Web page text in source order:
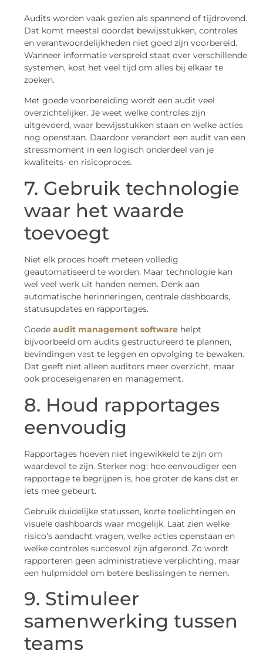
Audits worden vaak gezien als spannend of tijdrovend.
Dat komt meestal doordat bewijsstukken, controles
en verantwoordelijkheden niet goed zijn voorbereid.
Wanneer informatie verspreid staat over verschillende
systemen, kost het veel tijd om alles bij elkaar te
zoeken.
Met goede voorbereiding wordt een audit veel
overzichtelijker. Je weet welke controles zijn
uitgevoerd, waar bewijsstukken staan en welke acties
nog openstaan. Daardoor verandert een audit van een
stressmoment in een logisch onderdeel van je
kwaliteits- en risicoproces.
7. Gebruik technologie
waar het waarde
toevoegt
Niet elk proces hoeft meteen volledig
geautomatiseerd te worden. Maar technologie kan
wel veel werk uit handen nemen. Denk aan
automatische herinneringen, centrale dashboards,
statusupdates en rapportages.
Goede audit management software helpt
bijvoorbeeld om audits gestructureerd te plannen,
bevindingen vast te leggen en opvolging te bewaken.
Dat geeft niet alleen auditors meer overzicht, maar
ook proceseigenaren en management.
8. Houd rapportages
eenvoudig
Rapportages hoeven niet ingewikkeld te zijn om
waardevol te zijn. Sterker nog: hoe eenvoudiger een
rapportage te begrijpen is, hoe groter de kans dat er
iets mee gebeurt.
Gebruik duidelijke statussen, korte toelichtingen en
visuele dashboards waar mogelijk. Laat zien welke
risico’s aandacht vragen, welke acties openstaan en
welke controles succesvol zijn afgerond. Zo wordt
rapporteren geen administratieve verplichting, maar
een hulpmiddel om betere beslissingen te nemen.
9. Stimuleer
samenwerking tussen
teams